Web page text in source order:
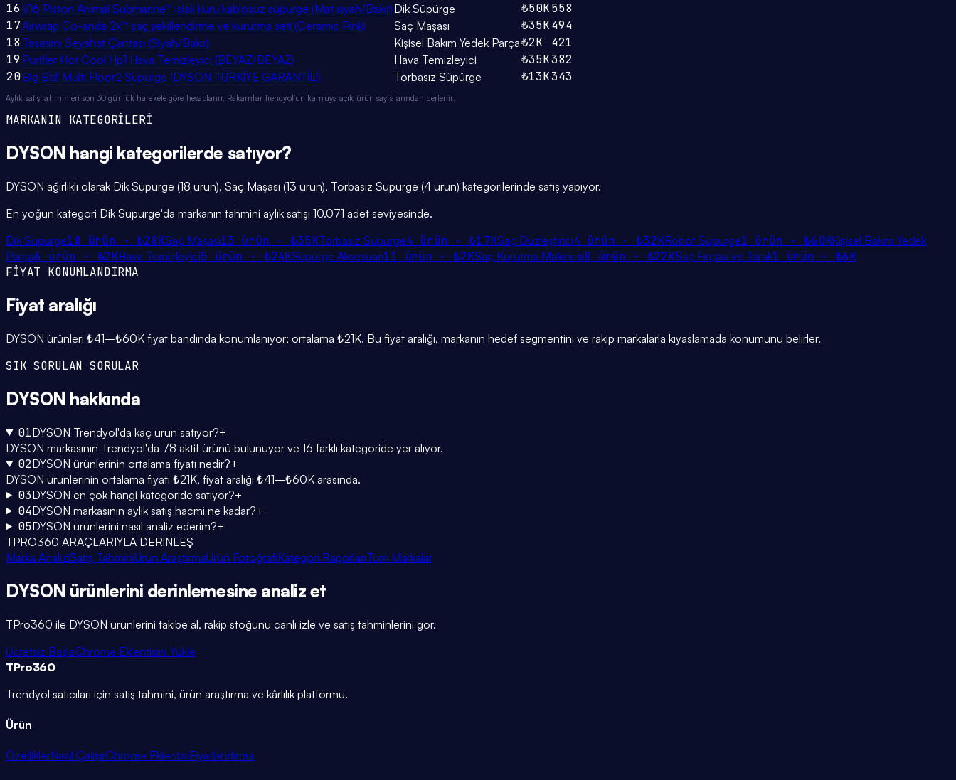
16 V16 Piston Animal Submarine™ ıslak kuru kablosuz süpürge (Mat siyah/Bakır) Dik Süpürge ₺50K558
17Airwrap Co-anda 2x™ saç şekillendirme ve kurutma seti (Ceramic Pink) Saç Maşası ₺35K494
18 Tasarımı Seyahat Çantası (Siyah/Bakır) Kişisel Bakım Yedek Parça₺2K
421
19 Purifier Hot Cool Hp1 Hava Temizleyici (BEYAZ/BEYAZ) Hava Temizleyici ₺35K382
20Big Ball Multi Floor2 Süpürge (DYSON TÜRKİYE GARANTİLİ) Torbasız Süpürge ₺13K343
Aylık satış tahminleri son 30 günlük harekete göre hesaplanır. Rakamlar Trendyol'un kamuya açık ürün sayfalarından derlenir.
MARKANIN KATEGORİLERİ
DYSON hangi kategorilerde satıyor?
DYSON ağırlıklı olarak Dik Süpürge (18 ürün), Saç Maşası (13 ürün), Torbasız Süpürge (4 ürün) kategorilerinde satış yapıyor.
En yoğun kategori Dik Süpürge'da markanın tahmini aylık satışı 10.071 adet seviyesinde.
Dik Süpürge18 ürün ·₺28KSaç Maşası13 ürün ·₺35KTorbasız Süpürge4 ürün ·₺17KSaç Düzleştirici4 ürün ·₺32KRobot Süpürge1 ürün ·₺60KKişisel Bakım Yedek
Parça6 ürün · ₺2KHava Temizleyici5 ürün · ₺24KSüpürge Aksesuarı11 ürün ·₺2KSaç Kurutma Makinesi8 ürün · ₺22KSaç Fırçası ve Tarak1 ürün · ₺6K
FİYAT KONUMLANDIRMA
Fiyat aralığı
DYSON ürünleri ₺41–₺60K fiyat bandında konumlanıyor; ortalama ₺21K. Bu fiyat aralığı, markanın hedef segmentini ve rakip markalarla kıyaslamada konumunu belirler.
SIK SORULAN SORULAR
DYSON hakkında
01DYSON Trendyol'da kaç ürün satıyor?+
DYSON markasının Trendyol'da 78 aktif ürünü bulunuyor ve 16 farklı kategoride yer alıyor.
02DYSON ürünlerinin ortalama fiyatı nedir?+
DYSON ürünlerinin ortalama fiyatı ₺21K, fiyat aralığı ₺41–₺60K arasında.
03DYSON en çok hangi kategoride satıyor?+
04DYSON markasının aylık satış hacmi ne kadar?+
05DYSON ürünlerini nasıl analiz ederim?+
TPRO360 ARAÇLARIYLA DERİNLEŞ
Marka AnaliziSatış TahminiÜrün AraştırmaÜrün FotoğrafıKategori RaporlarıTüm Markalar
DYSON ürünlerini derinlemesine analiz et
TPro360 ile DYSON ürünlerini takibe al, rakip stoğunu canlı izle ve satış tahminlerini gör.
Ücretsiz BaşlaChrome Eklentisini Yükle
TPro360
Trendyol satıcıları için satış tahmini, ürün araştırma ve kârlılık platformu.
Ürün
ÖzelliklerNasıl ÇalışırChrome EklentisiFiyatlandırma